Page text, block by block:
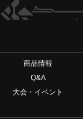
商品情報
Q&A
大会・イベント